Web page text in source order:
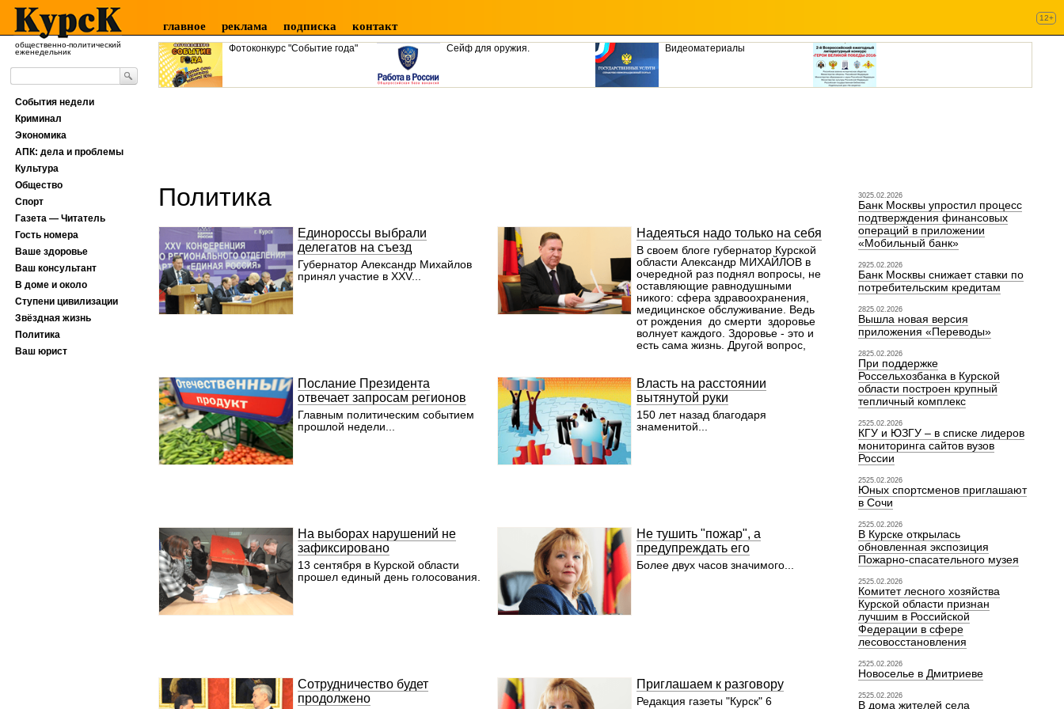
общественно-политический
еженедельник
главное реклама подписка контакт
12+
Фотоконкурс "Событие года" Сейф для оружия. Видеоматериалы
Политика
Единороссы выбрали
делегатов на съезд
Губернатор Александр Михайлов
принял участие в XXV...
Надеяться надо только на себя
В своем блоге губернатор Курской
области Александр МИХАЙЛОВ в
очередной раз поднял вопросы, не
оставляющие равнодушными
никого: сфера здравоохранения,
медицинское обслуживание. Ведь
от рождения до смерти здоровье
волнует каждого. Здоровье - это и
есть сама жизнь. Другой вопрос,
- Вспоминаю первый год работы
на посту губернатора. Когда стали
анализировать и разбираться, что
у нас в регионе есть, то картина
оказалась далеко не радужной.
центры с опытным, хорошо
обученным персоналом или в
каждом селе строить ФАПы. Мы
пошли по первому пути. Сначала
переоснастили современным
оборудованием, новым
инвентарем ряд отделений и
Послание Президента
отвечает запросам регионов
Главным политическим событием
прошлой недели...
Власть на расстоянии
вытянутой руки
150 лет назад благодаря
знаменитой...
На выборах нарушений не
зафиксировано
13 сентября в Курской области
прошел единый день голосования.
Не тушить "пожар", а
предупреждать его
Более двух часов значимого...
Сотрудничество будет
продолжено
Приглашаем к разговору
Редакция газеты "Курск" 6
3025.02.2026
Банк Москвы упростил процесс
подтверждения финансовых
операций в приложении
«Мобильный банк»
2925.02.2026
Банк Москвы снижает ставки по
потребительским кредитам
2825.02.2026
Вышла новая версия
приложения «Переводы»
2825.02.2026
При поддержке
Россельхозбанка в Курской
области построен крупный
тепличный комплекс
2525.02.2026
КГУ и ЮЗГУ – в списке лидеров
мониторинга сайтов вузов
России
2525.02.2026
Юных спортсменов приглашают
в Сочи
2525.02.2026
В Курске открылась
обновленная экспозиция
Пожарно-спасательного музея
2525.02.2026
Комитет лесного хозяйства
Курской области признан
лучшим в Российской
Федерации в сфере
лесовосстановления
2525.02.2026
Новоселье в Дмитриеве
2525.02.2026
В дома жителей села
События недели
Криминал
Экономика
АПК: дела и проблемы
Культура
Общество
Спорт
Газета — Читатель
Гость номера
Ваше здоровье
Ваш консультант
В доме и около
Ступени цивилизации
Звёздная жизнь
Политика
Ваш юрист